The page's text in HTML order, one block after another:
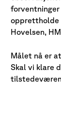
opprettholde
Hovelsen,
Målet nå er
Skal vi klare